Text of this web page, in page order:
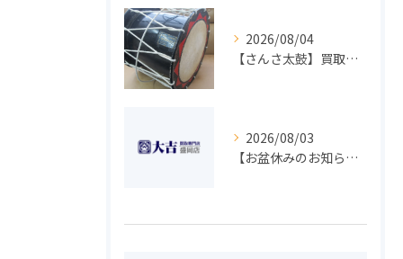
2026/08/04
【さんさ太鼓】買取 大吉盛岡店 楽器 買取します！！
2026/08/03
【お盆休みのお知らせ】買取専門 大吉 盛岡店